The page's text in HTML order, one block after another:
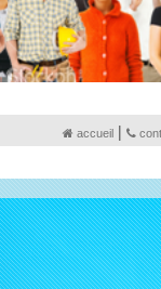
accueil|